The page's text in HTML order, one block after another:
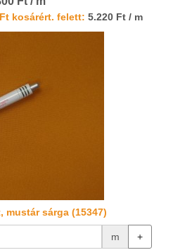
kosárért. felett: 5.220 Ft / m
mustár sárga (15347)
m +